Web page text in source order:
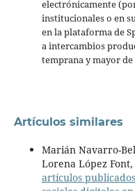
electrónicamente
institucionales o en
en la plataforma de
a intercambios
temprana y mayor
Artículos similares
Marián Navarro-
Lorena López Font,
artículos